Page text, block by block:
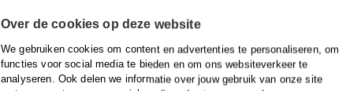
Over de cookies op deze website
We gebruiken cookies om content en advertenties te personaliseren, om
functies voor social media te bieden en om ons websiteverkeer te
analyseren. Ook delen we informatie over jouw gebruik van onze site